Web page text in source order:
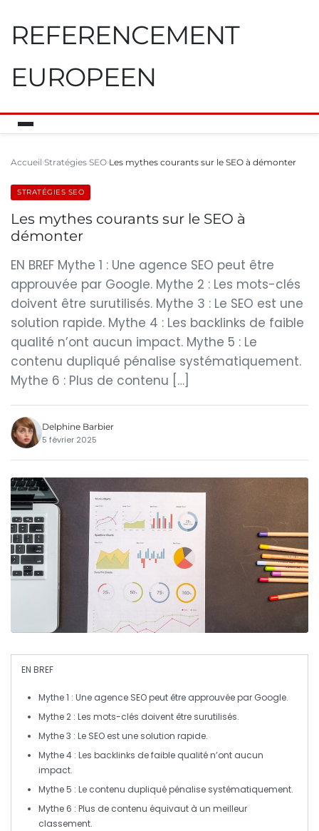
REFERENCEMENT
EUROPEEN
Accueil Stratégies SEO Les mythes courants sur le SEO à démonter
STRATÉGIES SEO
Les mythes courants sur le SEO à
démonter
EN BREF Mythe 1 : Une agence SEO peut être
approuvée par Google. Mythe 2 : Les mots-clés
doivent être surutilisés. Mythe 3 : Le SEO est une
solution rapide. Mythe 4 : Les backlinks de faible
qualité n’ont aucun impact. Mythe 5 : Le
contenu dupliqué pénalise systématiquement.
Mythe 6 : Plus de contenu […]
Delphine Barbier
5 février 2025
EN BREF
Mythe 1 : Une agence SEO peut être approuvée par Google.
Mythe 2 : Les mots-clés doivent être surutilisés.
Mythe 3 : Le SEO est une solution rapide.
Mythe 4 : Les backlinks de faible qualité n’ont aucun
impact.
Mythe 5 : Le contenu dupliqué pénalise systématiquement.
Mythe 6 : Plus de contenu équivaut à un meilleur
classement.